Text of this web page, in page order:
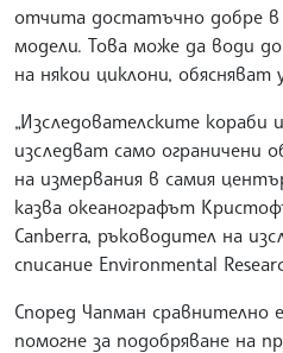
отчита достатъчно добре
модели. Това може да води
на някои циклони, обясняват
„Изследователските
изследват само ограничени
на измервания в самия
казва океанографът
Canberra, ръководител на
списание Environmental
Според Чапман
помогне за подобряване на